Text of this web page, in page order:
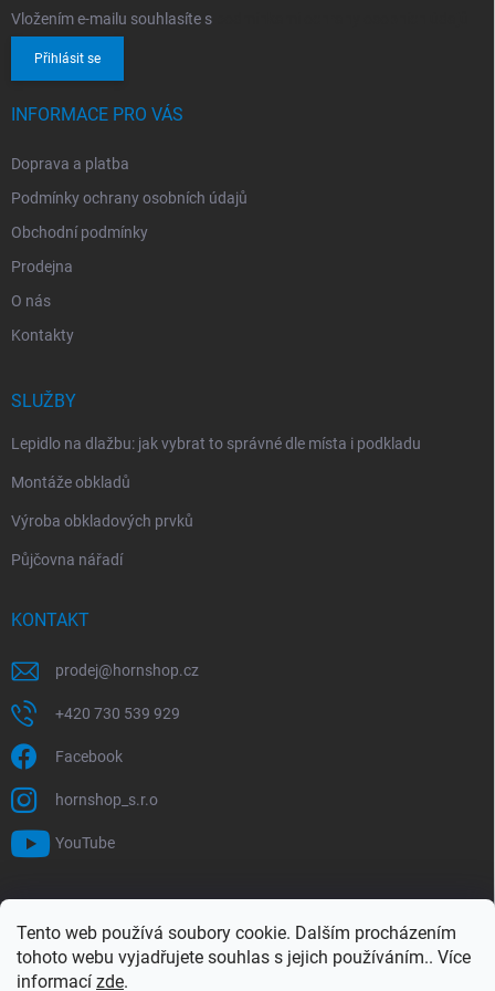
Tento web používá soubory cookie. Dalším procházením
tohoto webu vyjadřujete souhlas s jejich používáním.. Více
informací zde.
Vložením e-mailu souhlasíte s
Přihlásit se
INFORMACE PRO VÁS
Doprava a platba
Podmínky ochrany osobních údajů
Obchodní podmínky
Prodejna
O nás
Kontakty
SLUŽBY
Lepidlo na dlažbu: jak vybrat to správné dle místa i podkladu
Montáže obkladů
Výroba obkladových prvků
Půjčovna nářadí
KONTAKT
prodej@hornshop.cz
+420 730 539 929
Facebook
hornshop_s.r.o
YouTube
Hledat